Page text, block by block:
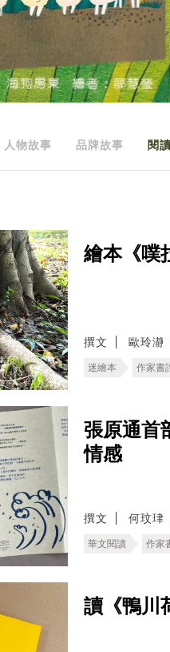
人物故事 品牌故事 閱
繪本《噗
撰文 歐玲瀞
迷繪本 作家書
張原通首
情感
撰文 何玟珒
華文閱讀 作家
讀《鴨川